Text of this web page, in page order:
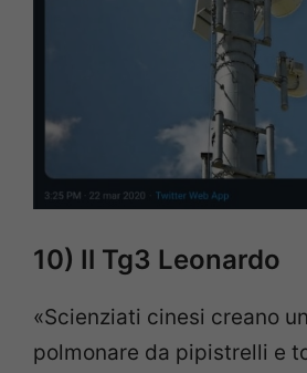
10) Il Tg3 Leonardo
«Scienziati cinesi creano
polmonare da pipistrelli e